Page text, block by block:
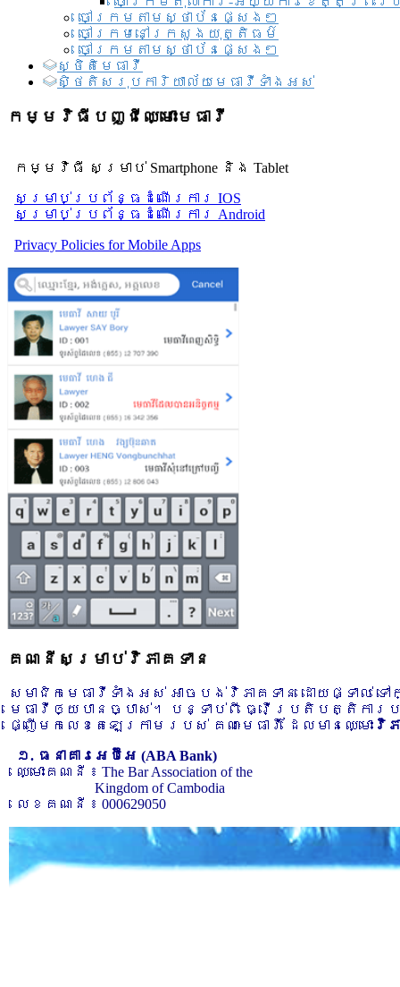
ចៅក្រមតាមស្ថាប័នផ្សេងៗ
ចៅក្រមនៅក្រសួងយុត្តិធម៌
ចៅក្រមតាមស្ថាប័នផ្សេងៗ
ស្ថិតិមេធាវី
សិ្ថតិសរុបការិយាល័យមេធាវីទាំងអស់​
កម្មវិធីបញ្ជីឈ្មោះមេធាវី
កម្មវិធី សម្រាប់ Smartphone និង Tablet
សម្រាប់​ប្រព័ន្ធដំណើរការ IOS
សម្រាប់​ប្រព័ន្ធដំណើរការ Android
Privacy Policies for Mobile Apps
គណនីសម្រាប់វិភាគទាន
សមាជិកមេធាវីទាំងអស់ អាចបង់វិភាគទាន ដោយផ្ទាល់
មេធាវីឲ្យបានច្បាស់។ បន្ទាប់ពី ធ្វើប្រតិបត្តិកា
ផ្ញើមកលេខតេឡេក្រាមរបស់ គណៈមេធាវី ដែលមានឈ្មោះ វិភ
១. ធនាគារអេប៊ីអេ (ABA Bank)
ឈ្មោះគណនី ៖ The Bar Association of the
Kingdom of Cambodia
លេខគណនី ៖ 000629050